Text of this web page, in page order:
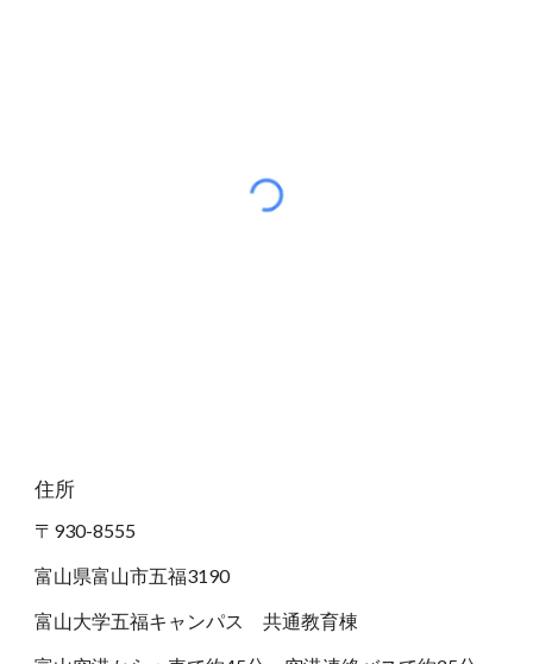
住所
〒930-8555
富山県富山市五福3190
富山大学五福キャンパス 共通教育棟